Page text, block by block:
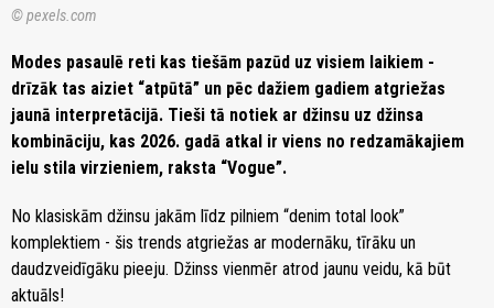
© pexels.com
Modes pasaulē reti kas tiešām pazūd uz visiem laikiem -
drīzāk tas aiziet “atpūtā” un pēc dažiem gadiem atgriežas
jaunā interpretācijā. Tieši tā notiek ar džinsu uz džinsa
kombināciju, kas 2026. gadā atkal ir viens no redzamākajiem
ielu stila virzieniem, raksta “Vogue”.
No klasiskām džinsu jakām līdz pilniem “denim total look”
komplektiem - šis trends atgriežas ar modernāku, tīrāku un
daudzveidīgāku pieeju. Džinss vienmēr atrod jaunu veidu, kā būt
aktuāls!